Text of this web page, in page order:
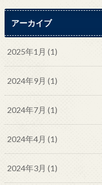
アーカイブ
2025年1月 (1)
2024年9月 (1)
2024年7月 (1)
2024年4月 (1)
2024年3月 (1)